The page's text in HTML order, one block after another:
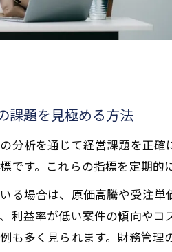
工務
経費管
工
工務
経費
中長期戦
工務
財務
課題を見極める方法
分析を通じて経営課題を正
です。これらの指標を定期
る場合は、原価高騰や受注
利益率が低い案件の傾向や
も多く見られます。財務管理